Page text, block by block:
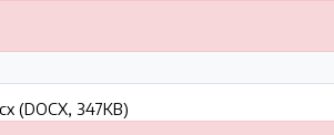
(DOCX, 347KB)